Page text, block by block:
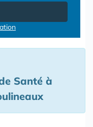
Santé à